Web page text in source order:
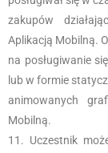
zakupów
Aplikacją Mobilną.
na posługiwanie
lub w formie
animowanych
Mobilną.
Uczestnik